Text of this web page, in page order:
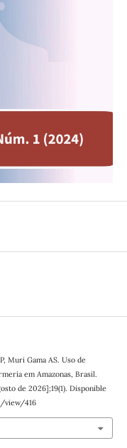
Muri Gama AS. Uso de
em Amazonas, Brasil.
de 2026];19(1). Disponible
view/416